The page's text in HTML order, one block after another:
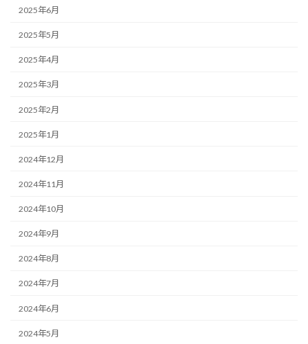
2025年6月
2025年5月
2025年4月
2025年3月
2025年2月
2025年1月
2024年12月
2024年11月
2024年10月
2024年9月
2024年8月
2024年7月
2024年6月
2024年5月